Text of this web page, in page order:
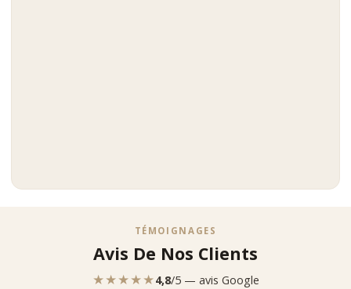
TÉMOIGNAGES
Avis De Nos Clients
★★★★★4,8/5 — avis Google